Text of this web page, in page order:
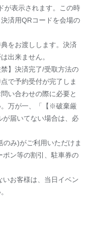
が表示されます。この時
済用QRコードを会場の
をお渡しします。決済
出来ません。
】決済完了/受取方法の
で予約受付が完了しま
い合わせの際に必要と
。万が一、「【※破棄厳
届いてない場合は、必
み)がご利用いただけま
ン等の割引、駐車券の
お客様は、当日イベン